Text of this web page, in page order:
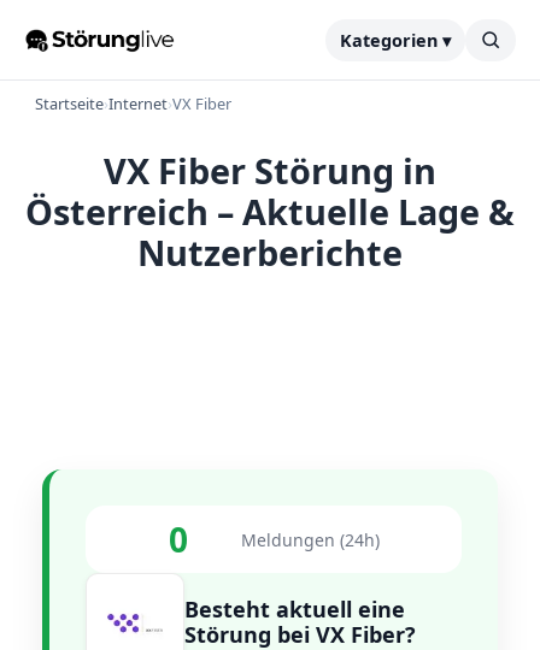
Kategorien ▾
Startseite›Internet›VX Fiber
VX Fiber Störung in
Österreich – Aktuelle Lage &
Nutzerberichte
0 Meldungen (24h)
Besteht aktuell eine
Störung bei VX Fiber?